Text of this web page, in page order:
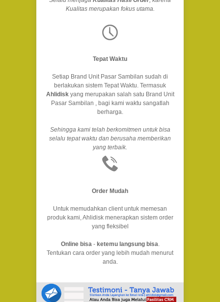
Kualitas merupakan fokus utama.
Tepat Waktu
Setiap Brand Unit Pasar Sambilan sudah di
berlakukan sistem Tepat Waktu. Termasuk
Ahlidiskyang merupakan salah satu Brand Unit
Pasar Sambilan , bagi kami waktu sangatlah
berharga.
Sehingga kami telah berkomitmen untuk bisa
selalu tepat waktu dan berusaha memberikan
yang terbaik.
Order Mudah
Untuk memudahkan client untuk memesan
produk kami, Ahlidisk menerapkan sistem order
yang fleksibel
Online bisa- ketemu langsung bisa.
Tentukan cara order yang lebih mudah menurut
anda.